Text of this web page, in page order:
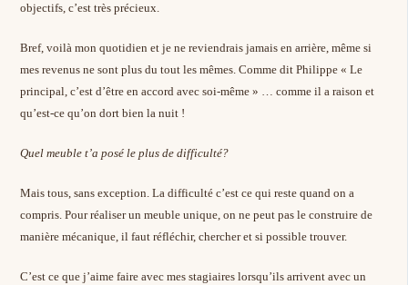
objectifs, c’est très précieux.
Bref, voilà mon quotidien et je ne reviendrais jamais en arrière, même si
mes revenus ne sont plus du tout les mêmes. Comme dit Philippe « Le
principal, c’est d’être en accord avec soi-même » … comme il a raison et
qu’est-ce qu’on dort bien la nuit !
Quel meuble t’a posé le plus de difficulté?
Mais tous, sans exception. La difficulté c’est ce qui reste quand on a
compris. Pour réaliser un meuble unique, on ne peut pas le construire de
manière mécanique, il faut réfléchir, chercher et si possible trouver.
C’est ce que j’aime faire avec mes stagiaires lorsqu’ils arrivent avec un